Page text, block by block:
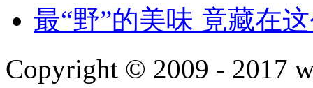
最“野”的美味 竟藏在
Copyright © 2009 - 2017